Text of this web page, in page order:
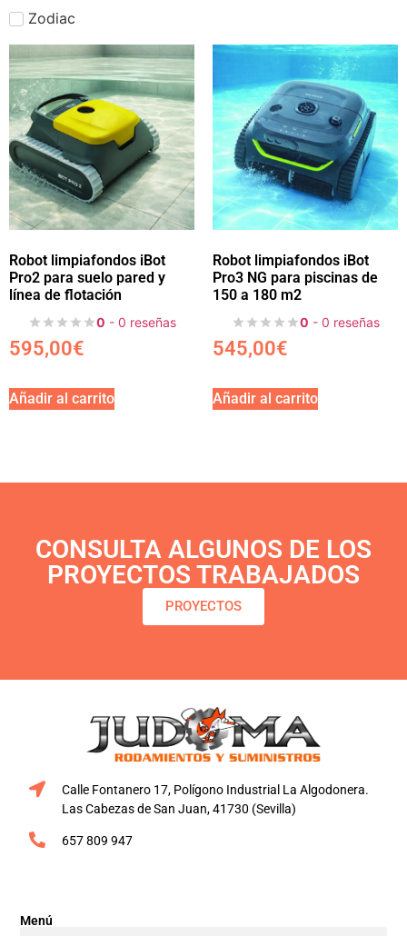
Zodiac
Robot limpiafondos iBot
Pro2 para suelo pared y
línea de flotación
0 - 0 reseñas
595,00€
Añadir al carrito
Robot limpiafondos iBot
Pro3 NG para piscinas de
150 a 180 m2
0 - 0 reseñas
545,00€
Añadir al carrito
CONSULTA ALGUNOS DE LOS
PROYECTOS TRABAJADOS
PROYECTOS
Calle Fontanero 17, Polígono Industrial La Algodonera.
Las Cabezas de San Juan, 41730 (Sevilla)
657 809 947
Menú